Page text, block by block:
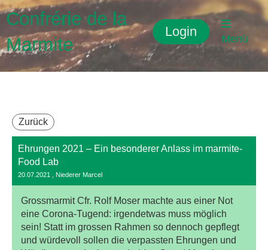
Confrérie de la
Marmite
Login Menü
Zurück
Ehrungen 2021 – Ein besonderer Anlass im marmite-
Food Lab
20.07.2021 , Niederer Marcel
Grossmarmit Cfr. Rolf Moser machte aus einer Not
eine Corona-Tugend: irgendetwas muss möglich
sein! Statt im grossen Rahmen so dennoch gepflegt
und würdevoll sollen die verpassten Ehrungen und